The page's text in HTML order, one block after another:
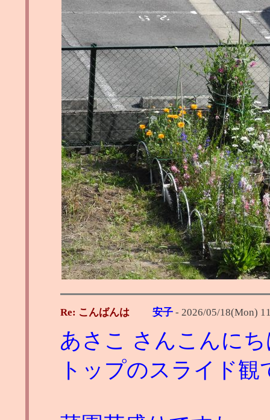
Re: こんばんは 安子 - 2026/05/18(Mon)
あさこ さんこんに
トップのスライド